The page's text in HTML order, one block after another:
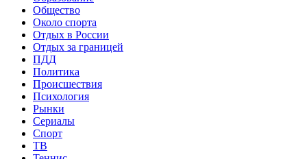
Общество
Около спорта
Отдых в России
Отдых за границей
ПДД
Политика
Происшествия
Психология
Рынки
Сериалы
Спорт
ТВ